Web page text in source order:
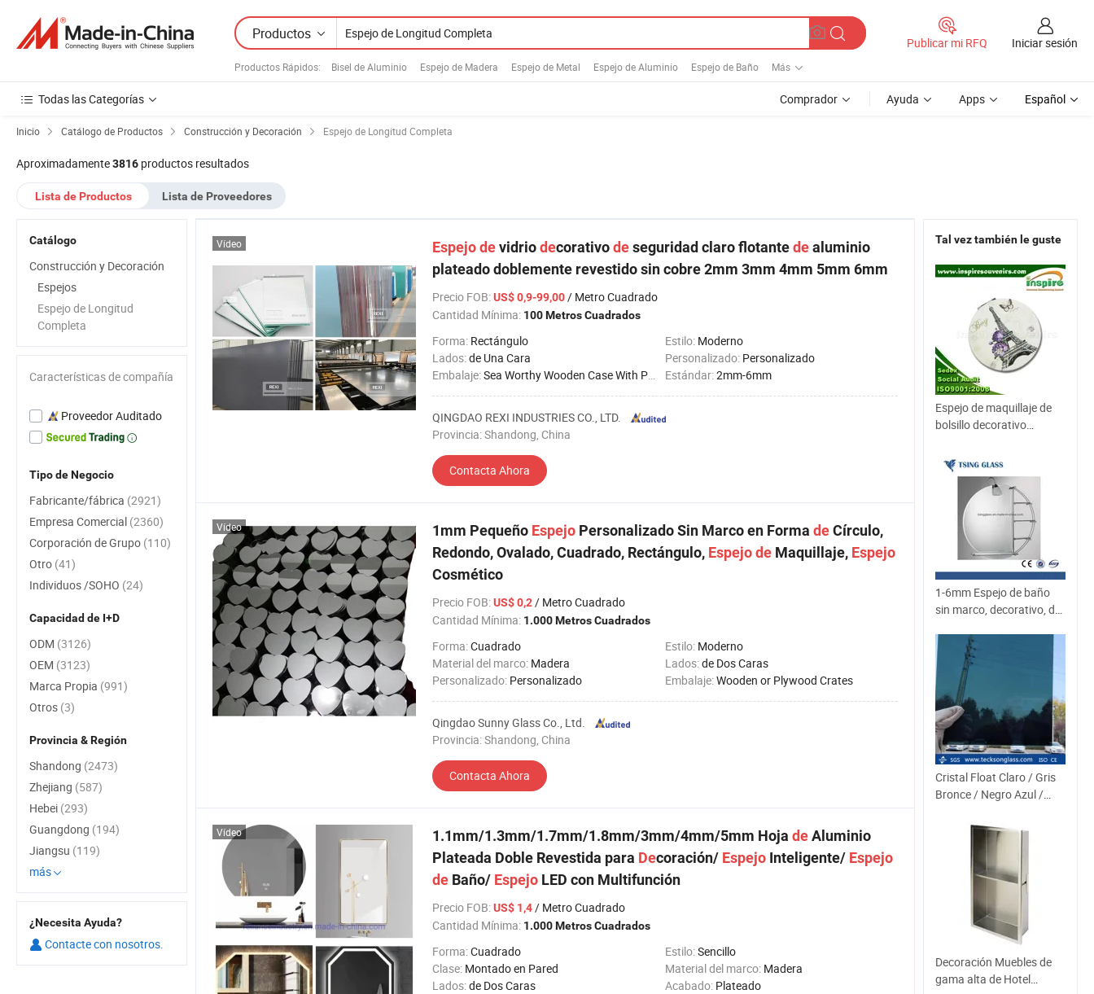
Productos
Productos Rápidos: Bisel de Aluminio Espejo de Madera Espejo de Metal Espejo de Aluminio Espejo de Baño Más
Publicar mi RFQ Iniciar sesión
Todas las Categorías Comprador Ayuda Apps Español
Inicio Catálogo de Productos Construcción y Decoración Espejo de Longitud Completa
Aproximadamente3816 productos resultados
Lista de Productos Lista de Proveedores
Espejodevidriodecorativodeseguridad claro flotantedealuminio
plateado doblemente revestido sin cobre 2mm 3mm 4mm 5mm 6mm
Precio FOB:US$ 0,9-99,00/ Metro Cuadrado
Cantidad Mínima: 100 Metros Cuadrados
Forma: Rectángulo Estilo: Moderno
Lados:de Una Cara Personalizado: Personalizado
Embalaje:Sea Worthy Wooden Case With Paper Interelayer Estándar:2mm-6mm
QINGDAO REXI INDUSTRIES CO., LTD.
Provincia: Shandong, China
Contacta Ahora
Vídeo
1mm Pequeño Espejo Personalizado Sin Marco en Forma deCírculo,
Redondo, Ovalado, Cuadrado, Rectángulo, Espejode Maquillaje, Espejo
Cosmético
Precio FOB:US$ 0,2/ Metro Cuadrado
Cantidad Mínima: 1.000 Metros Cuadrados
Forma:Cuadrado Estilo: Moderno
Material del marco: Madera Lados:de Dos Caras
Personalizado: Personalizado Embalaje:Wooden or Plywood Crates
Qingdao Sunny Glass Co., Ltd.
Provincia: Shandong, China
Contacta Ahora
Vídeo
1.1mm/1.3mm/1.7mm/1.8mm/3mm/4mm/5mm Hoja deAluminio
Plateada Doble Revestida para Decoración/ Espejo Inteligente/ Espejo
de Baño/ Espejo LED con Multifunción
Precio FOB:US$ 1,4/ Metro Cuadrado
Cantidad Mínima: 1.000 Metros Cuadrados
Forma:Cuadrado Estilo:Sencillo
Clase: Montado en Pared Material del marco: Madera
Lados:de Dos Caras Acabado: Plateado
Vídeo
Tal vez también le guste
Espejo de maquillaje de
bolsillo decorativo
carnaval promocional
1-6mm Espejo de baño
sin marco, decorativo, de
plateado, con vidrio
antiguo, espejo de
superficie frontal con
borde biselado
Cristal Float Claro / Gris
Bronce / Negro Azul /
Edificios
Decoración Muebles de
gama alta de Hotel
Catálogo
Construcción y Decoración
Espejos
Espejo de Longitud
Completa
Características de compañía
Proveedor Auditado
Tipo de Negocio
Fabricante/fábrica (2921)
Empresa Comercial (2360)
Corporación de Grupo (110)
Otro (41)
Individuos /SOHO (24)
Capacidad de I+D
ODM (3126)
OEM (3123)
Marca Propia (991)
Otros (3)
Provincia & Región
Shandong (2473)
Zhejiang (587)
Hebei (293)
Guangdong (194)
Jiangsu (119)
más
¿Necesita Ayuda?
Contacte con nosotros.